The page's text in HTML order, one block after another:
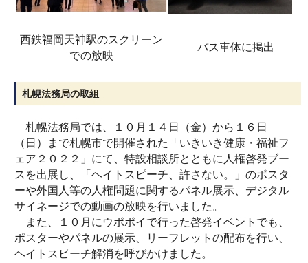
西鉄福岡天神駅のスクリーン
での放映
バス車体に掲出
札幌法務局の取組
札幌法務局では、１０月１４日（金）から１６日
（日）まで札幌市で開催された「いきいき健康・福祉フ
ェア２０２２」にて、特設相談所とともに人権啓発ブー
スを出展し、「ヘイトスピーチ、許さない。」のポスタ
ーや外国人等の人権問題に関するパネル展示、デジタル
サイネージでの動画の放映を行いました。
また、１０月にウポポイで行った啓発イベントでも、
ポスターやパネルの展示、リーフレットの配布を行い、
ヘイトスピーチ解消を呼びかけました。